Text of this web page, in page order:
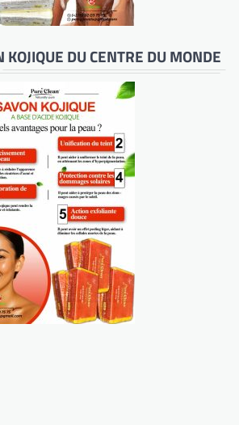
KOJIQUE DU CENTRE DU MONDE